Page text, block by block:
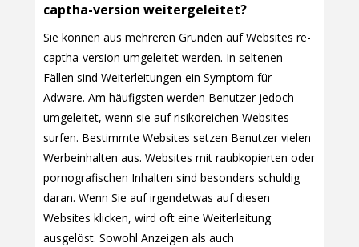
captha-version weitergeleitet?
Sie können aus mehreren Gründen auf Websites re-
captha-version umgeleitet werden. In seltenen
Fällen sind Weiterleitungen ein Symptom für
Adware. Am häufigsten werden Benutzer jedoch
umgeleitet, wenn sie auf risikoreichen Websites
surfen. Bestimmte Websites setzen Benutzer vielen
Werbeinhalten aus. Websites mit raubkopierten oder
pornografischen Inhalten sind besonders schuldig
daran. Wenn Sie auf irgendetwas auf diesen
Websites klicken, wird oft eine Weiterleitung
ausgelöst. Sowohl Anzeigen als auch